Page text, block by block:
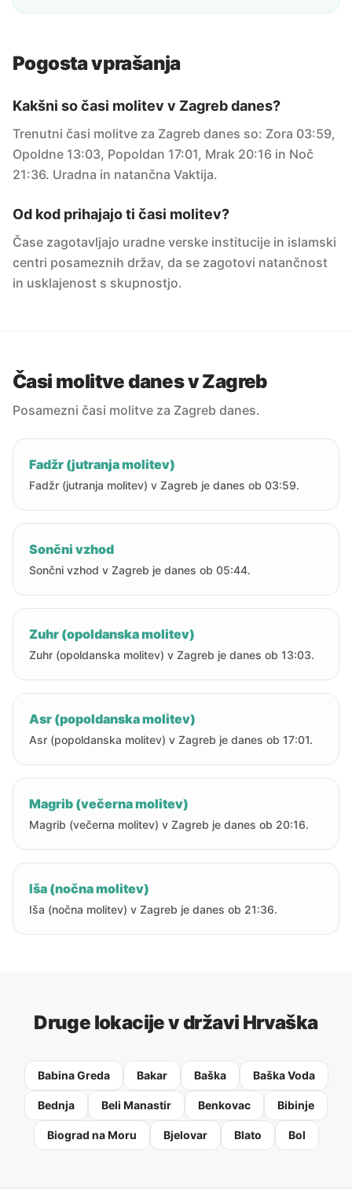
Pogosta vprašanja
Kakšni so časi molitev v Zagreb danes?
Trenutni časi molitve za Zagreb danes so: Zora 03:59,
Opoldne 13:03, Popoldan 17:01, Mrak 20:16 in Noč
21:36. Uradna in natančna Vaktija.
Od kod prihajajo ti časi molitev?
Čase zagotavljajo uradne verske institucije in islamski
centri posameznih držav, da se zagotovi natančnost
in usklajenost s skupnostjo.
Časi molitve danes v Zagreb
Posamezni časi molitve za Zagreb danes.
Fadžr (jutranja molitev)
Fadžr (jutranja molitev) v Zagreb je danes ob 03:59.
Sončni vzhod
Sončni vzhod v Zagreb je danes ob 05:44.
Zuhr (opoldanska molitev)
Zuhr (opoldanska molitev) v Zagreb je danes ob 13:03.
Asr (popoldanska molitev)
Asr (popoldanska molitev) v Zagreb je danes ob 17:01.
Magrib (večerna molitev)
Magrib (večerna molitev) v Zagreb je danes ob 20:16.
Iša (nočna molitev)
Iša (nočna molitev) v Zagreb je danes ob 21:36.
Druge lokacije v državi Hrvaška
Babina Greda Bakar Baška Baška Voda
Bednja Beli Manastir Benkovac Bibinje
Biograd na Moru Bjelovar Blato Bol